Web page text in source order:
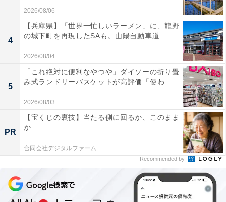
2026/08/06
4
【兵庫県】「世界一忙しいラーメン」に、龍野
の城下町を再現したSAも。山陽自動車道...
2026/08/04
5
「これ絶対に便利なやつや」ダイソーの折り畳
み式ランドリーバスケットが高評価「使わ...
2026/08/03
PR
【宝くじの裏技】当たる側に回るか、このまま
か
合同会社デジタルファーム
Recommended by